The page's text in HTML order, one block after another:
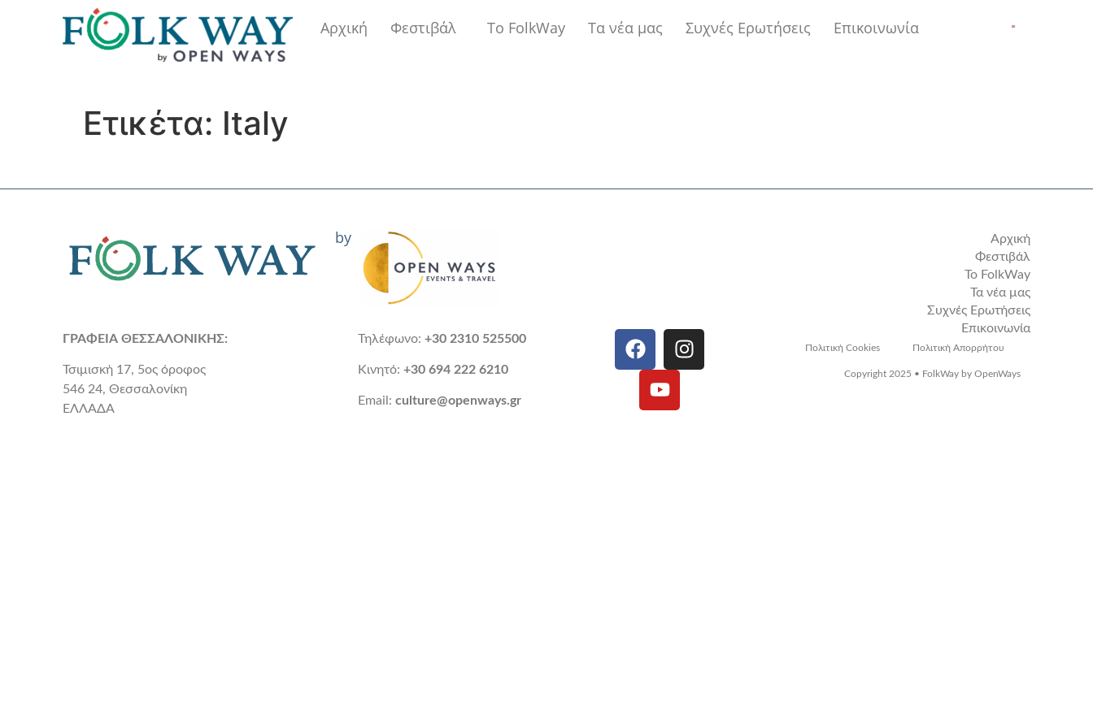
Αρχική Φεστιβάλ Το FolkWay Τα νέα μας Συχνές Ερωτήσεις Επικοινωνία
Ετικέτα: Italy
by
Αρχική
Φεστιβάλ
Το FolkWay
Τα νέα μας
Συχνές Ερωτήσεις
Επικοινωνία
ΓΡΑΦΕΙΑ ΘΕΣΣΑΛΟΝΙΚΗΣ:
Τσιμισκή 17, 5ος όροφος
546 24, Θεσσαλονίκη
ΕΛΛΑΔΑ
Τηλέφωνο:+30 2310 525500
Κινητό:+30 694 222 6210
Email:culture@openways.gr
Πολιτική Cookies Πολιτική Απορρήτου
Copyright 2025 • FolkWay by OpenWays